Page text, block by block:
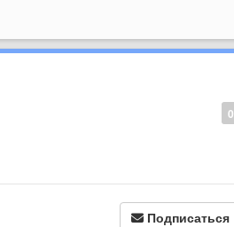
0
Подписаться